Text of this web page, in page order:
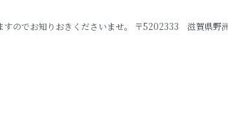
すのでお知りおきくださいませ。 〒5202333 滋賀県